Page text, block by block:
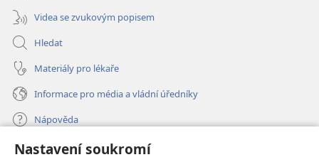
Nastavení soukromí
Videa se zvukovým popisem
Hledat
Materiály pro lékaře
Informace pro média a vládní úředníky
Nápověda
Dary